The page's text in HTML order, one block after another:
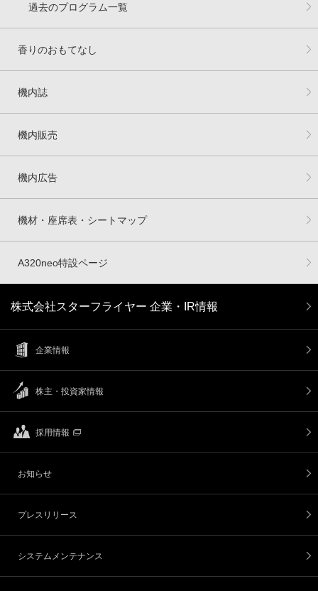
過去のプログラム一覧
香りのおもてなし
機内誌
機内販売
機内広告
機材・座席表・シートマップ
A320neo特設ページ
株式会社スターフライヤー 企業・IR情報
企業情報
株主・投資家情報
採用情報
お知らせ
プレスリリース
システムメンテナンス